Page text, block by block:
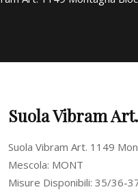
Suola Vibram
Suola Vibram Art. 1149
Mescola: MONT
Misure Disponibili: 35/